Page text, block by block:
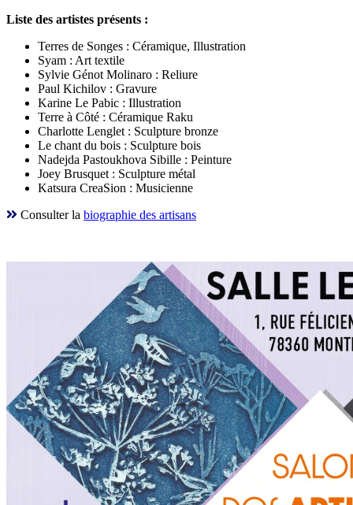
Liste des artistes présents :
Terres de Songes : Céramique, Illustration
Syam : Art textile
Sylvie Génot Molinaro : Reliure
Paul Kichilov : Gravure
Karine Le Pabic : Illustration
Terre à Côté : Céramique Raku
Charlotte Lenglet : Sculpture bronze
Le chant du bois : Sculpture bois
Nadejda Pastoukhova Sibille : Peinture
Joey Brusquet : Sculpture métal
Katsura CreaSion : Musicienne
Consulter la biographie des artisans